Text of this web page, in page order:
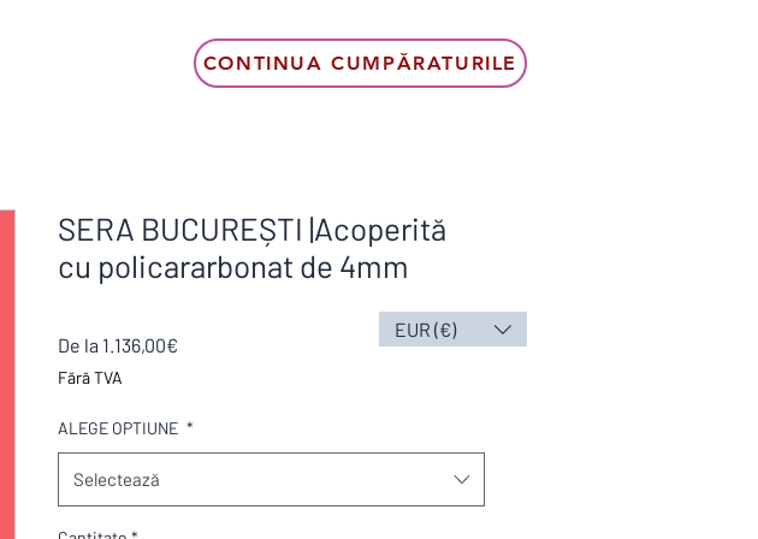
SERA BUCUREȘTI |Acoperită
cu policararbonat de 4mm
De la 1.136,00€
Fără TVA
ALEGE OPTIUNE *
Selectează
CONTINUA CUMPĂRATURILE
EUR (€)